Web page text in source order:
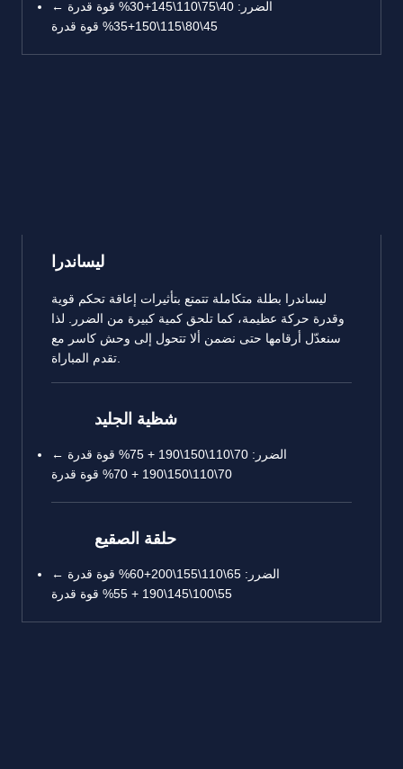
الضرر: 40\75\110\145+30% قوة قدرة ←
45\80\115\150+35% قوة قدرة
ليساندرا
ليساندرا بطلة متكاملة تتمتع بتأثيرات إعاقة تحكم قوية
وقدرة حركة عظيمة، كما تلحق كمية كبيرة من الضرر. لذا
سنعدّل أرقامها حتى نضمن ألا تتحول إلى وحش كاسر مع
شظية الجليد
الضرر: 70\110\150\190 + 75% قوة قدرة ←
70\110\150\190 + 70% قوة قدرة
حلقة الصقيع
الضرر: 65\110\155\200+60% قوة قدرة ←
55\100\145\190 + 55% قوة قدرة